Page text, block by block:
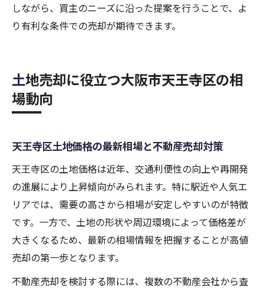
しながら、買主のニーズに沿った提案を行うことで、よ
り有利な条件での売却が期待できます。
土地売却に役立つ大阪市天王寺区の相
場動向
天王寺区土地価格の最新相場と不動産売却対策
天王寺区の土地価格は近年、交通利便性の向上や再開発
の進展により上昇傾向がみられます。特に駅近や人気エ
リアでは、需要の高さから相場が安定しやすいのが特徴
です。一方で、土地の形状や周辺環境によって価格差が
大きくなるため、最新の相場情報を把握することが高値
売却の第一歩となります。
不動産売却を検討する際には、複数の不動産会社から査